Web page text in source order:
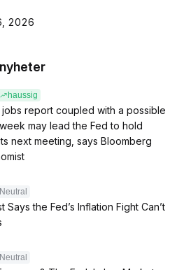
2026
haussig
jobs report coupled with a possible
may lead the Fed to hold
next meeting, says Bloomberg
Neutral
the Fed’s Inflation Fight Can’t
Neutral